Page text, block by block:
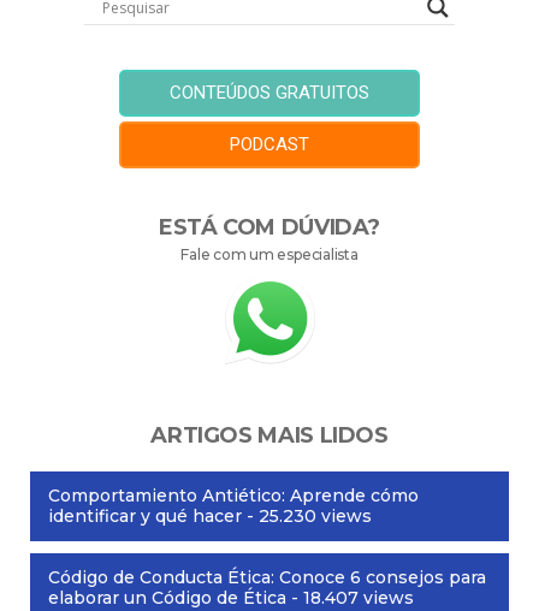
CONTEÚDOS GRATUITOS
PODCAST
ESTÁ COM DÚVIDA?
Fale com um especialista
ARTIGOS MAIS LIDOS
Comportamiento Antiético: Aprende cómo
identificar y qué hacer - 25.230 views
Código de Conducta Ética: Conoce 6 consejos para
elaborar un Código de Ética - 18.407 views